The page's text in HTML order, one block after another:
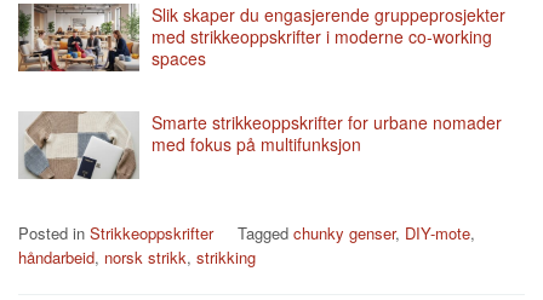
Slik skaper du engasjerende gruppeprosjekter
med strikkeoppskrifter i moderne co-working
spaces
Smarte strikkeoppskrifter for urbane nomader
med fokus på multifunksjon
Posted in Strikkeoppskrifter Tagged chunky genser, DIY-mote,
håndarbeid, norsk strikk, strikking